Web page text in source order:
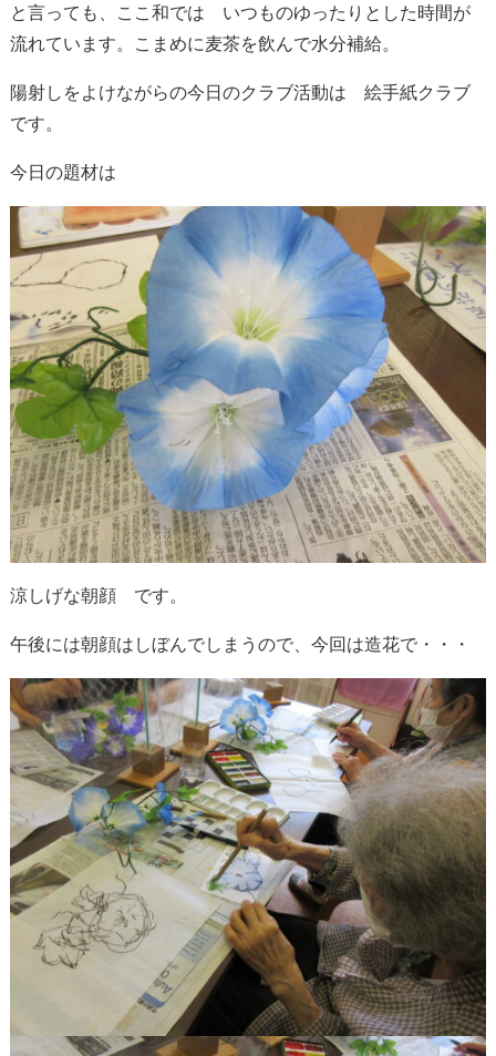
と言っても、ここ和では いつものゆったりとした時間が
流れています。こまめに麦茶を飲んで水分補給。
陽射しをよけながらの今日のクラブ活動は 絵手紙クラブ
です。
今日の題材は
涼しげな朝顔 です。
午後には朝顔はしぼんでしまうので、今回は造花で・・・